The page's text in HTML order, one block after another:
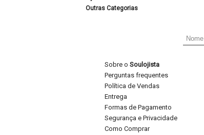
Outras Categorias
Sobre o Soulojista
Perguntas frequentes
Política de Vendas
Entrega
Formas de Pagamento
Segurança e Privacidade
Como Comprar